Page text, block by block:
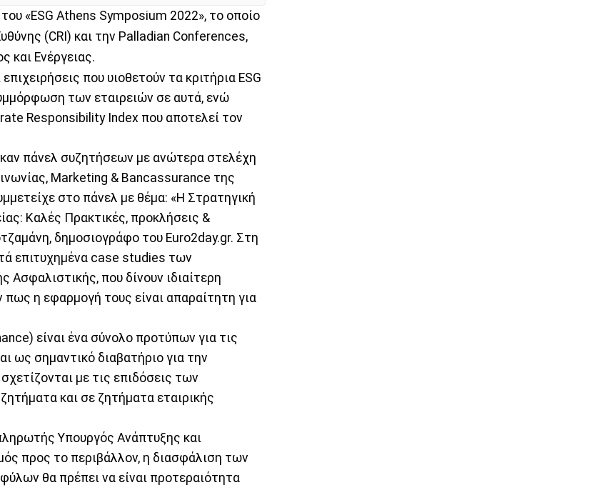
«ESG Athens Symposium 2022», το οποίο
(CRI) και την Palladian Conferences,
και Ενέργειας.
που υιοθετούν τα κριτήρια ESG
των εταιρειών σε αυτά, ενώ
Responsibility Index που αποτελεί τον
πάνελ συζητήσεων με ανώτερα στελέχη
Marketing & Bancassurance της
στο πάνελ με θέμα: «Η Στρατηγική
Καλές Πρακτικές, προκλήσεις &
δημοσιογράφο του Euro2day.gr. Στη
επιτυχημένα case studies των
Ασφαλιστικής, που δίνουν ιδιαίτερη
πως η εφαρμογή τους είναι απαραίτητη για
είναι ένα σύνολο προτύπων για τις
ως σημαντικό διαβατήριο για την
με τις επιδόσεις των
και σε ζητήματα εταιρικής
Υπουργός Ανάπτυξης και
προς το περιβάλλον, η διασφάλιση των
θα πρέπει να είναι προτεραιότητα